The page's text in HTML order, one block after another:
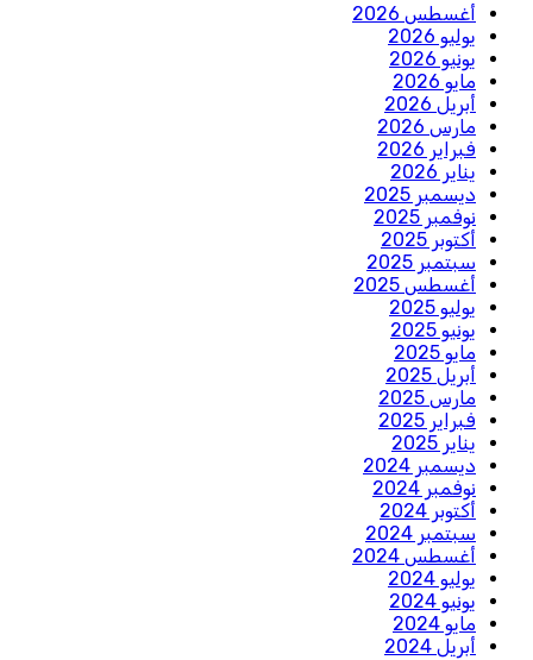
أغسطس 2026
يوليو 2026
يونيو 2026
مايو 2026
أبريل 2026
مارس 2026
فبراير 2026
يناير 2026
ديسمبر 2025
نوفمبر 2025
أكتوبر 2025
سبتمبر 2025
أغسطس 2025
يوليو 2025
يونيو 2025
مايو 2025
أبريل 2025
مارس 2025
فبراير 2025
يناير 2025
ديسمبر 2024
نوفمبر 2024
أكتوبر 2024
سبتمبر 2024
أغسطس 2024
يوليو 2024
يونيو 2024
مايو 2024
أبريل 2024